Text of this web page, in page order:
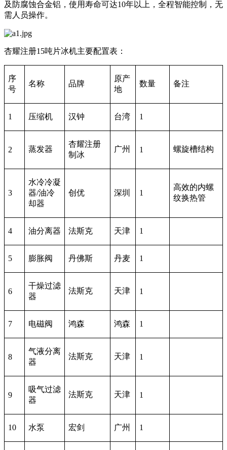
及防腐蚀合金铝，使用寿命可达10年以上，全程智能控制，无
需人员操作。
杏耀注册15吨片冰机主要配置表：
序
号
名称 品牌
原产
地
数量 备注
1 压缩机 汉钟 台湾 1
2 蒸发器
杏耀注册
制冰
广州 1 螺旋槽结构
3
水冷冷凝
器/油冷
却器
创优 深圳 1
高效的内螺
纹换热管
4 油分离器 法斯克 天津 1
5 膨胀阀 丹佛斯 丹麦 1
6
干燥过滤
器
法斯克 天津 1
7 电磁阀 鸿森 鸿森 1
8
气液分离
器
法斯克 天津 1
9
吸气过滤
器
法斯克 天津 1
10 水泵 宏剑 广州 1